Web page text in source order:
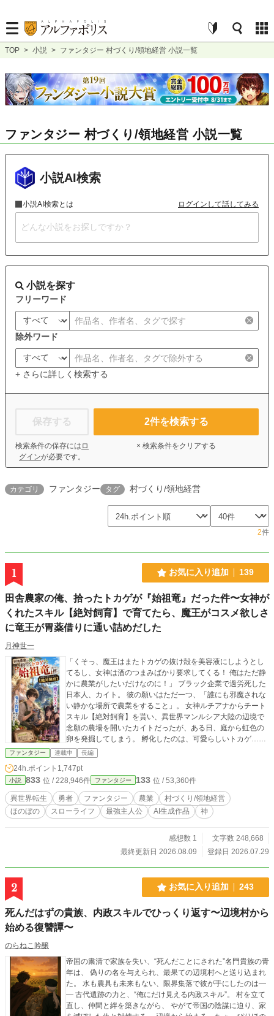
TOP > 小説 > ファンタジー 村づくり/領地経営 小説一覧
ファンタジー 村づくり/領地経営 小説一覧
小説AI検索
小説AI検索とは ログインして話してみる
小説を探す
フリーワード
除外ワード
+ さらに詳しく検索する
保存する
検索条件の保存には ロ
グインが必要です。
2件を検索する
× 検索条件をクリアする
カテゴリ ファンタジー タグ 村づくり/領地経営
2件
1 お気に入り追加 139
田舎農家の俺、拾ったトカゲが『始祖竜』だった件〜女神が
くれたスキル【絶対飼育】で育てたら、魔王がコスメ欲しさ
に竜王が胃薬借りに通い詰めだした
月神世一
「くそっ、魔王はまたトカゲの抜け殻を美容液にしようとし
てるし、女神は酒のつまみばかり要求してくる！ 俺はただ静
かに農業がしたいだけなのに！」 ブラック企業で過労死した
日本人、カイト。 彼の願いはただ一つ、「誰にも邪魔されな
い静かな場所で農業をすること」。 女神ルチアナからチート
スキル【絶対飼育】を貰い、異世界マンルシア大陸の辺境で
念願の農場を開いたカイトだったが、ある日、庭から虹色の
卵を発掘してしまう。 孵化したのは、可愛らしいトカゲ……
ではなく、神話の時代に世界を滅亡させた『始祖竜』の幼体
だった！ しかし、カイトはスキル【絶対飼育】のおかげで、
その破壊神を「ポチ」と名付けたペットとして完璧に飼い慣
らしてしまう。 ポチのくしゃみ一発で、敵の軍勢は老衰で塵
に!? ポチの抜け殻は、魔王が喉から手が出るほど欲しがる究
極の美容成分に!? 世界を滅ぼすほどの力を持つポチと、その
魔素を浴びて育った規格外の農作物を求め、理知的で美人の
に押しかけてくる！ 「世界の管理者」すら手が出せない最強
の農場主、カイト。 これは、世界の運命と、美味しい野菜
画・設定・世界観・登場人物・ストーリーは作者が考案し、
本文の文章生成にはAIを利用しています。掲載内容は作者が
ファンタジー 連載中 長編
24h.ポイント 1,747pt
小説 833 位 / 228,946件 ファンタジー 133 位 / 53,360件
異世界転生 勇者 ファンタジー 農業
村づくり/領地経営
ほのぼの
スローライフ 最強主人公 AI生成作品 神
感想数 1
文字数 248,668
最終更新日 2026.08.09
登録日 2026.07.29
2 お気に入り追加 243
死んだはずの貴族、内政スキルでひっくり返す〜辺境村から
始める復讐譚〜
のらねこ吟醸
帝国の粛清で家族を失い、“死んだことにされた”名門貴族の青
年は、 偽りの名を与えられ、最果ての辺境村へと送り込まれ
た。 水も農具も未来もない、限界集落で彼が手にしたのは―
― 古代遺跡の力と、“俺にだけ見える内政スキル”。 村を立て
直し、仲間と絆を築きながら、 やがて帝国の陰謀に迫り、家